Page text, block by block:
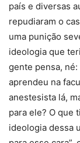
país e diversas
repudiaram o
uma punição
ideologia que
gente pensa, né:
aprendeu na
anestesista lá,
para ele? O que
ideologia dessa